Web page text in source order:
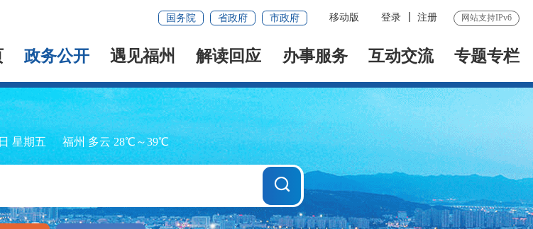
国务院 省政府 市政府 移动版 登录 注册 网站支持IPv6
政务公开 遇见福州 解读回应 办事服务 互动交流 专题专栏
星期五 福州 多云 28℃～39℃